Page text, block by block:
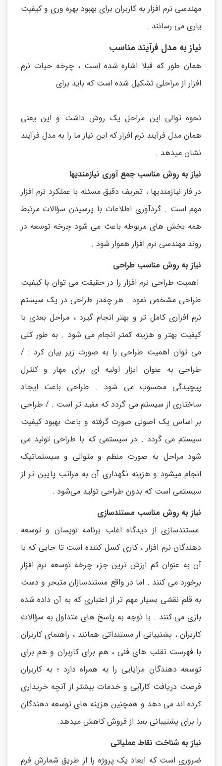
مهندسی نرم افزار به کاربران برای بهبود بهره وری و کیفیت
یاری می رسانند .
نیاز به مدل فرآیند مناسب
همان طور که قبلا اشاره شده است ، چرخه حیات نرم
افزار از مراحلی تشکیل شده است که باید برای
نحوه توالی این مراحل یک روش داشت و این یعنی
همان مدل فرآیند نرم افزار که این نیاز ما را به مدل فرآیند
نشان میدهد .
نیاز به روش مناسب جمع آوری نیازمندیها
در فاز نیازمندیها ، تعریف دقیق مسئله با عملکرد نرم افزار
مهم است . گردآوری اطلاعات با پرسیدن سؤالات مرتبط
همه بخش های مربوطه باعث می شود چرخه توسعه در
روند مهندسی نرم افزار هموار شود .
نیاز به روش مناسب طراحی
اهمیت طراحی نرم افزار را در حقیقت می توان با کیفیت
طراحی مشخص نمود . هر چقدر طراحی در یک سیستم
نرم افزاری کامل تر و بهتر انجام گیرد ، مراحل بعدی با
کیفیت بهتر و هزینه کمتر انجام می شود . به طور کلی
می توان اهمیت طراحی را به صورت زیر بیان کرد : /
طراحی به عنوان ابزار اولیه ای برای مهار و کنترل
پیچیدگی محسوب می شود . طراحی باعث ایجاد
ساختاری از سیستم می گردد که مفید تر است . / طراحی
بر اساس یک اصولی صورت گرفته و باعث بهبود کیفیت
سیستم می گردد . در سیستمی که با طراحی تولید می
شود مراحل به صورت منظم و متوالی و سیستماتیک
انجام میشود و هزینه نگهداری آن به مراتب پایین تر از
سیستمی است که بدون طراحی تولید می‌شود .
نیاز به روش مناسب مستندسازی
مستندسازی از دیدگاه اغلب برنامه نویسان و توسعه
دهندگان نرم افزار ، کاری کسل کننده است تا جایی که با
آن به عنوان کم ارزش ترین جزء چرخه توسعه نرم افزار
برخورد می کنند . اما در واقع مستندسازان متبحر و دست
به قلم نقشی بسیار مهم تر از اعتباری که به آن داده شده
بازی می کنند . با توجه به پاسخ های متداول به سؤالات
کاربران ، پشتیبانی از مستنداتی همانند ، راهنمای کاربران
با فهرست تقلب های فنی ، هم برای کاربران و هم برای
توسعه دهندگان مزایایی را به همراه دارد ؛ به کاربران
فرصت دریافت کارآیی و خدمات بیشتر از آنچه خریداری
کرده اند می دهد و همچنین هزینه های توسعه دهندگان
را برای پشتیبانی بعد از فروش کاهش می‎دهد.
نیاز به شناخت نقاط عملیاتی
ضروری است که ابعاد یک پروژه را از طریق شمارش فرم